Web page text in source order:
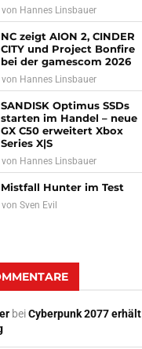
von Hannes Linsbauer
NC zeigt AION 2, CINDER
CITY und Project Bonfire
bei der gamescom 2026
von Hannes Linsbauer
SANDISK Optimus SSDs
starten im Handel – neue
GX C50 erweitert Xbox
Series X|S
von Hannes Linsbauer
Mistfall Hunter im Test
vonSven Evil
beiCyberpunk 2077 erhält